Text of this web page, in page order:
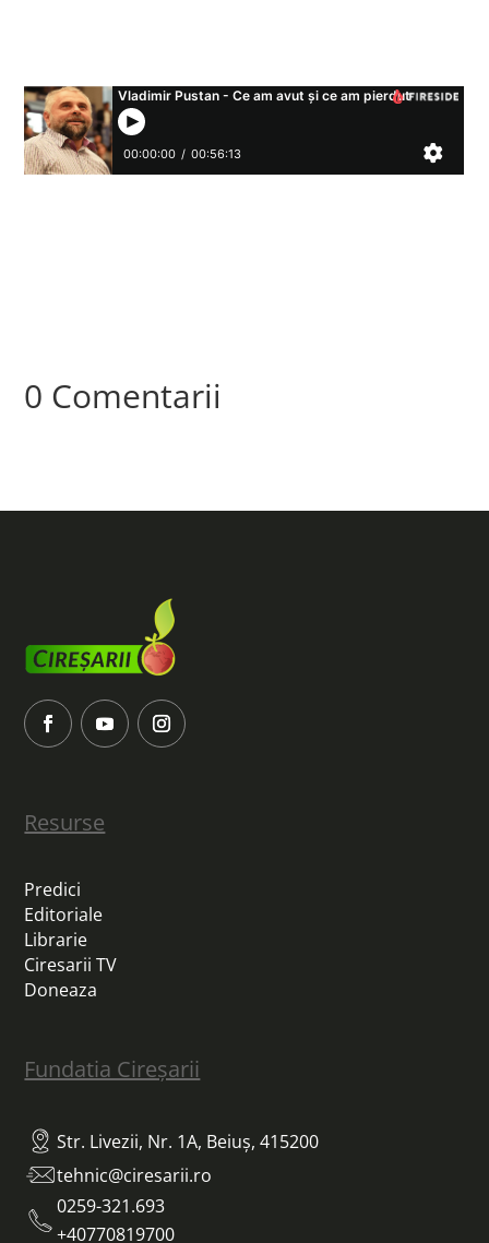
0 Comentarii
Resurse
Predici
Editoriale
Librarie
Ciresarii TV
Doneaza
Fundatia Cireșarii
Str. Livezii, Nr. 1A, Beiuș, 415200
tehnic@ciresarii.ro
0259-321.693
+40770819700